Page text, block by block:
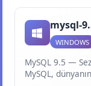
mysql-
WINDOWS
MySQL 9.5 —
MySQL,